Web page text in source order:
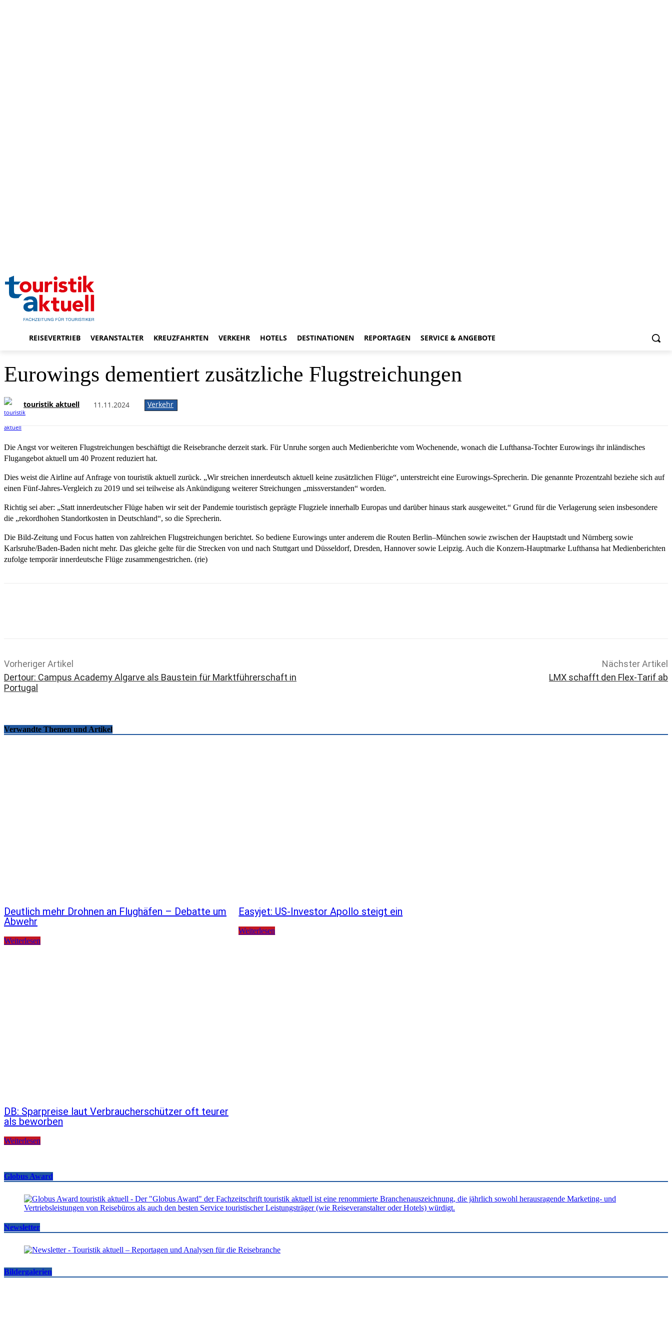
REISEVERTRIEB VERANSTALTER KREUZFAHRTEN VERKEHR HOTELS DESTINATIONEN REPORTAGEN SERVICE & ANGEBOTE
Eurowings dementiert zusätzliche Flugstreichungen
touristik aktuell 11.11.2024 Verkehr
Die Angst vor weiteren Flugstreichungen beschäftigt die Reisebranche derzeit stark. Für Unruhe sorgen auch Medienberichte vom Wochenende, wonach die Lufthansa-Tochter Eurowings ihr inländisches
Flugangebot aktuell um 40 Prozent reduziert hat.
Dies weist die Airline auf Anfrage von touristik aktuell zurück. „Wir streichen innerdeutsch aktuell keine zusätzlichen Flüge“, unterstreicht eine Eurowings-Sprecherin. Die genannte Prozentzahl beziehe sich auf
einen Fünf-Jahres-Vergleich zu 2019 und sei teilweise als Ankündigung weiterer Streichungen „missverstanden“ worden.
Richtig sei aber: „Statt innerdeutscher Flüge haben wir seit der Pandemie touristisch geprägte Flugziele innerhalb Europas und darüber hinaus stark ausgeweitet.“ Grund für die Verlagerung seien insbesondere
die „rekordhohen Standortkosten in Deutschland“, so die Sprecherin.
Die Bild-Zeitung und Focus hatten von zahlreichen Flugstreichungen berichtet. So bediene Eurowings unter anderem die Routen Berlin–München sowie zwischen der Hauptstadt und Nürnberg sowie
Karlsruhe/Baden-Baden nicht mehr. Das gleiche gelte für die Strecken von und nach Stuttgart und Düsseldorf, Dresden, Hannover sowie Leipzig. Auch die Konzern-Hauptmarke Lufthansa hat Medienberichten
zufolge temporär innerdeutsche Flüge zusammengestrichen. (rie)
Vorheriger Artikel
Dertour: Campus Academy Algarve als Baustein für Marktführerschaft in
Portugal
Nächster Artikel
LMX schafft den Flex-Tarif ab
Verwandte Themen und Artikel
Deutlich mehr Drohnen an Flughäfen – Debatte um
Abwehr
Weiterlesen
Easyjet: US-Investor Apollo steigt ein
Weiterlesen
DB: Sparpreise laut Verbraucherschützer oft teurer
als beworben
Weiterlesen
Globus Award
Newsletter
Bildergalerien